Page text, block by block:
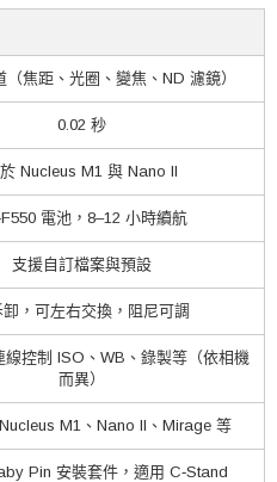
（焦距、光圈、變焦、ND 濾鏡）
0.02 秒
Nucleus M1 與 Nano II
電池，8–12 小時續航
支援自訂檔案與預設
卸，可左右交換，阻尼可調
線控制 ISO、WB、錄製等（依相機
而異）
M1、Nano II、Mirage 等
Pin 安裝套件，適用 C‑Stand